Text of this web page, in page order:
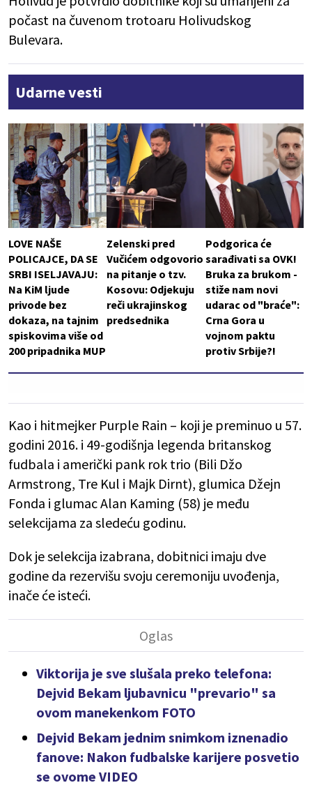
počast na čuvenom trotoaru Holivudskog
Bulevara.
Udarne vesti
LOVE NAŠE
POLICAJCE, DA SE
SRBI ISELJAVAJU:
Na KiM ljude
privode bez
dokaza, na tajnim
spiskovima više od
200 pripadnika MUP
Zelenski pred
Vučićem odgovorio
na pitanje o tzv.
Kosovu: Odjekuju
reči ukrajinskog
predsednika
Podgorica će
sarađivati sa OVK!
Bruka za brukom -
stiže nam novi
udarac od "braće":
Crna Gora u
vojnom paktu
protiv Srbije?!
Kao i hitmejker Purple Rain – koji je preminuo u 57.
godini 2016. i 49-godišnja legenda britanskog
fudbala i američki pank rok trio (Bili Džo
Armstrong, Tre Kul i Majk Dirnt), glumica Džejn
Fonda i glumac Alan Kaming (58) je među
selekcijama za sledeću godinu.
Dok je selekcija izabrana, dobitnici imaju dve
godine da rezervišu svoju ceremoniju uvođenja,
inače će isteći.
Viktorija je sve slušala preko telefona:
Dejvid Bekam ljubavnicu "prevario" sa
ovom manekenkom FOTO
Dejvid Bekam jednim snimkom iznenadio
fanove: Nakon fudbalske karijere posvetio
se ovome VIDEO